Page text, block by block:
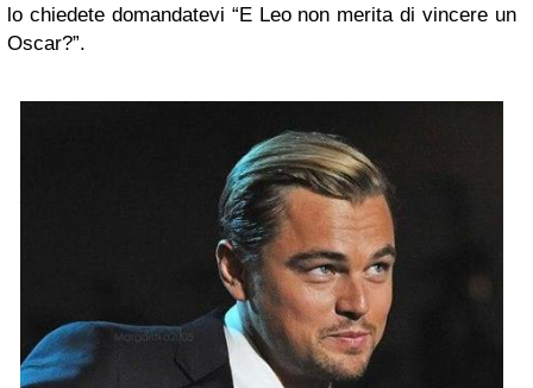
lo chiedete domandatevi “E Leo non merita di vincere un
Oscar?”.